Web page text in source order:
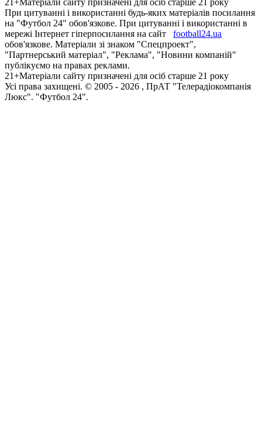
21+Матеріали сайту призначені для осіб старше 21 року
При цитуванні і використанні будь-яких матеріалів посилання
на "Футбол 24" обов'язкове. При цитуванні і використанні в
мережі Інтернет гіперпосилання на сайт
football24.ua
обов'язкове. Матеріали зі знаком "Спецпроект",
"Партнерський матеріал", "Реклама", "Новини компаній"
публікуємо на правах реклами.
21+Матеріали сайту призначені для осіб старше 21 року
Усi права захищенi. © 2005 - 2026 , ПрАТ "Телерадіокомпанія
Люкс". "Футбол 24".